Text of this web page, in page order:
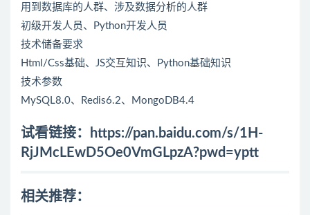
用到数据库的人群、涉及数据分析的人群
初级开发人员、Python开发人员
技术储备要求
Html/Css基础、JS交互知识、Python基础知识
技术参数
MySQL8.0、Redis6.2、MongoDB4.4
试看链接：
https://pan.baidu.com/s/1H-
RjJMcLEwD5Oe0VmGLpzA?pwd=yptt
相关推荐：